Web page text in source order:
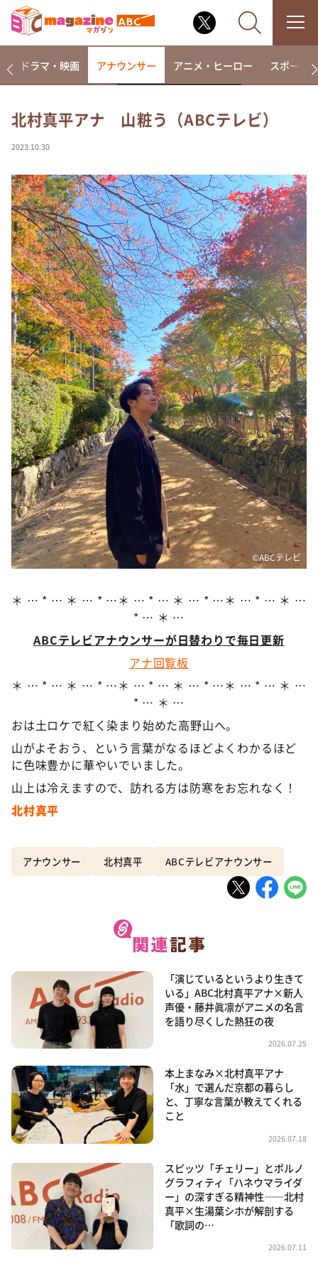
これ余談なんですけど・・・
～人生密着トークバラエティ！～ やすとものいたっ
て真剣です
探偵！ナイトスクープ
news おかえり
河合＆A.B.C-Z塚田×福井アナ「なんでやねん！？」
（news おかえり）
DAIGOも台所 ～きょうの献立 何にする？～
本日はダイアンなり！シーズン２
朝だ！生です旅サラダ
教えて！ニュースライブ 正義のミカタ
ＬＩＦＥ～夢のカタチ～
新婚さんいらっしゃい！
ポツンと一軒家
ザキ山小屋本館
ぺこぱのまるスポ
アナ回覧板
ドラマ・映画 アナウンサー アニメ・ヒーロー スポーツ
北村真平アナ 山粧う（ABCテレビ）
2023.10.30
©️ABCテレビ
＊ … * … ＊ … * …＊ … * … ＊ … * …＊ … * … ＊ …
* … ＊ …
ABCテレビアナウンサーが日替わりで毎日更新
アナ回覧板
＊ … * … ＊ … * …＊ … * … ＊ … * …＊ … * … ＊ …
* … ＊ …
おは土ロケで紅く染まり始めた高野山へ。
山がよそおう、という言葉がなるほどよくわかるほど
に色味豊かに華やいでいました。
山上は冷えますので、訪れる方は防寒をお忘れなく！
北村真平
アナウンサー 北村真平 ABCテレビアナウンサー
「演じているというより生きて
いる」ABC北村真平アナ×新人
声優・藤井眞凛がアニメの名言
を語り尽くした熱狂の夜
2026.07.25
本上まなみ×北村真平アナ
「水」で選んだ京都の暮らし
と、丁寧な言葉が教えてくれる
こと
2026.07.18
スピッツ「チェリー」とポルノ
グラフィティ「ハネウマライダ
ー」の深すぎる精神性――北村
真平×生湯葉シホが解剖する
「歌詞の…
2026.07.11